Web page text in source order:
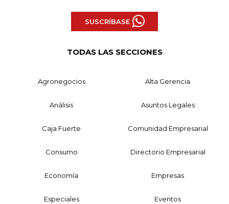
SUSCRÍBASE
TODAS LAS SECCIONES
Agronegocios Alta Gerencia
Análisis Asuntos Legales
Caja Fuerte Comunidad Empresarial
Consumo Directorio Empresarial
Economía Empresas
Especiales Eventos